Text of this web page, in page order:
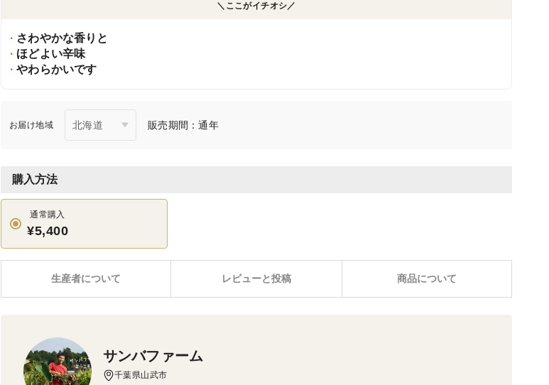
＼ここがイチオシ／
さわやかな香りと
ほどよい辛味
やわらかいです
お届け地域 販売期間：通年
購入方法
通常購入
¥5,400
レビューと投稿 商品について
生産者について
サンバファーム
千葉県山武市